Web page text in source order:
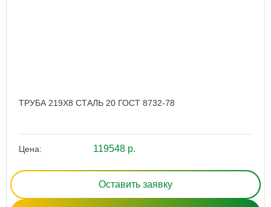
ТРУБА 219Х8 СТАЛЬ 20 ГОСТ 8732-78
Цена: 119548 р.
Оставить заявку